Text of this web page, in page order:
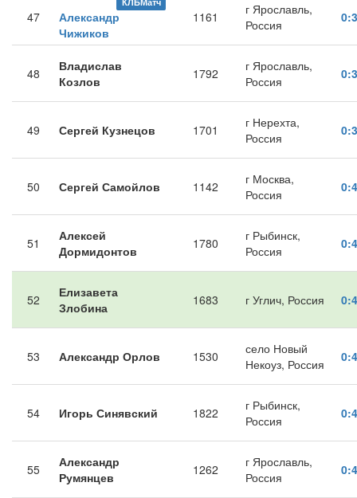
47
Александр
Чижиков
1161
г Ярославль,
Россия
48
Владислав
Козлов
1792
г Ярославль,
Россия
49 Сергей Кузнецов 1701
г Нерехта,
Россия
50 Сергей Самойлов 1142
г Москва,
Россия
51
Алексей
Дормидонтов
1780
г Рыбинск,
Россия
52
Елизавета
Злобина
1683 г Углич, Россия
53 Александр Орлов 1530
село Новый
Некоуз, Россия
54 Игорь Синявский 1822
г Рыбинск,
Россия
55
Александр
Румянцев
1262
г Ярославль,
Россия